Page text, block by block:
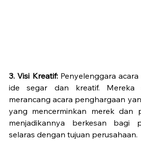
3. Visi Kreatif: Penyelenggara
ide segar dan kreatif. Mereka
merancang acara penghargaan
yang mencerminkan merek dan
menjadikannya berkesan bagi
selaras dengan tujuan perusahaan.